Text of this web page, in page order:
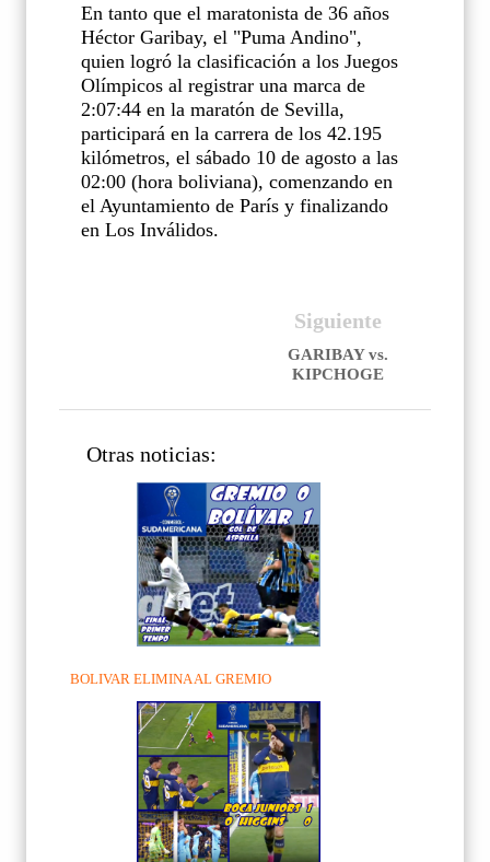
En tanto que el maratonista de 36 años
Héctor Garibay, el "Puma Andino",
quien logró la clasificación a los Juegos
Olímpicos al registrar una marca de
2:07:44 en la maratón de Sevilla,
participará en la carrera de los 42.195
kilómetros, el sábado 10 de agosto a las
02:00 (hora boliviana), comenzando en
el Ayuntamiento de París y finalizando
en Los Inválidos.
Siguiente
GARIBAY vs.
KIPCHOGE
Otras noticias:
BOLIVAR ELIMINA AL GREMIO